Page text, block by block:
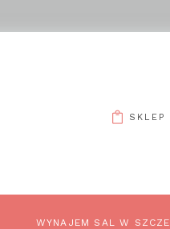
SKLEP
WYNAJEM SAL W